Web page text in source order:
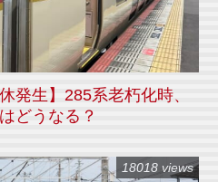
発生】285系老朽化時、
どうなる？
18018 views